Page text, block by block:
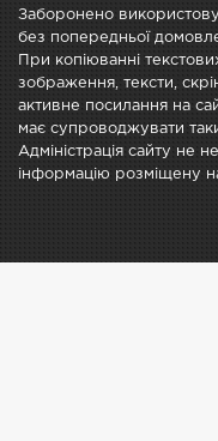
Заборонено
без попередньої
При копіюванні
зображення, тексти,
активне посилання на
має супроводжувати
Адміністрація сайту не
інформацію розміщену